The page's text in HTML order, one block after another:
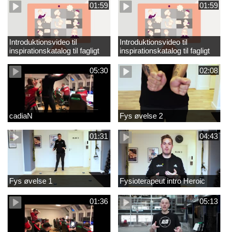
01:59
Introduktionsvideo til
inspirationskatalog til fagligt
løft_tilrettet
01:59
Introduktionsvideo til
inspirationskatalog til fagligt
løft
05:30
cadiaN
02:08
Fys øvelse 2
01:31
Fys øvelse 1
04:43
Fysioterapeut intro Heroic
01:36 05:13